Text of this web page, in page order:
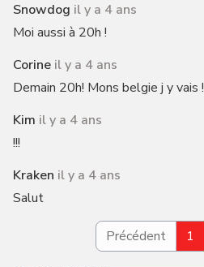
Snowdog il y a 4 ans
Moi aussi à 20h !
Corine il y a 4 ans
Demain 20h! Mons belgie j y vais !
Kim il y a 4 ans
!!!
Kraken il y a 4 ans
Salut
Précédent 1